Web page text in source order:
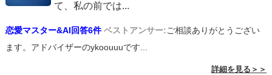
て、私の前では...
恋愛マスター&AI回答6件 ベストアンサー:ご相談ありがとうござい
ます。アドバイザーのykoouuuです...
詳細を見る＞＞